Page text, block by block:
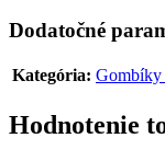
Dodatočné
Kategória: Gombíky
Hodnotenie